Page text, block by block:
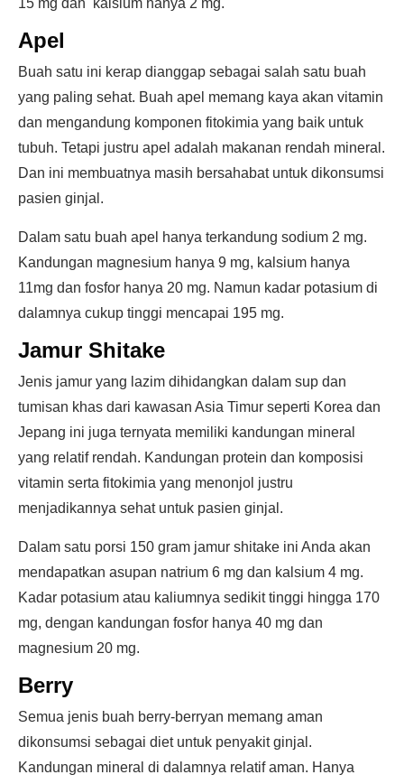
15 mg dan kalsium hanya 2 mg.
Apel
Buah satu ini kerap dianggap sebagai salah satu buah
yang paling sehat. Buah apel memang kaya akan vitamin
dan mengandung komponen fitokimia yang baik untuk
tubuh. Tetapi justru apel adalah makanan rendah mineral.
Dan ini membuatnya masih bersahabat untuk dikonsumsi
pasien ginjal.
Dalam satu buah apel hanya terkandung sodium 2 mg.
Kandungan magnesium hanya 9 mg, kalsium hanya
11mg dan fosfor hanya 20 mg. Namun kadar potasium di
dalamnya cukup tinggi mencapai 195 mg.
Jamur Shitake
Jenis jamur yang lazim dihidangkan dalam sup dan
tumisan khas dari kawasan Asia Timur seperti Korea dan
Jepang ini juga ternyata memiliki kandungan mineral
yang relatif rendah. Kandungan protein dan komposisi
vitamin serta fitokimia yang menonjol justru
menjadikannya sehat untuk pasien ginjal.
Dalam satu porsi 150 gram jamur shitake ini Anda akan
mendapatkan asupan natrium 6 mg dan kalsium 4 mg.
Kadar potasium atau kaliumnya sedikit tinggi hingga 170
mg, dengan kandungan fosfor hanya 40 mg dan
magnesium 20 mg.
Berry
Semua jenis buah berry-berryan memang aman
dikonsumsi sebagai diet untuk penyakit ginjal.
Kandungan mineral di dalamnya relatif aman. Hanya